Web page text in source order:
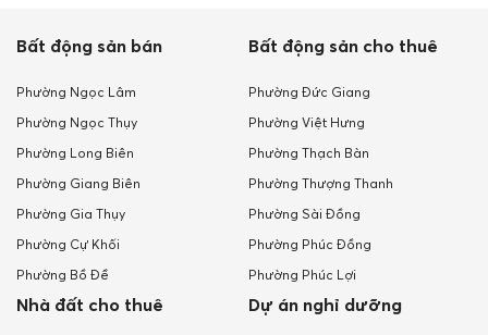
Bất động sản bán
Phường Ngọc Lâm
Phường Ngọc Thụy
Phường Long Biên
Phường Giang Biên
Phường Gia Thụy
Phường Cự Khối
Phường Bồ Đề
Bất động sản cho thuê
Phường Đức Giang
Phường Việt Hưng
Phường Thạch Bàn
Phường Thượng Thanh
Phường Sài Đồng
Phường Phúc Đồng
Phường Phúc Lợi
Nhà đất cho thuê Dự án nghỉ dưỡng